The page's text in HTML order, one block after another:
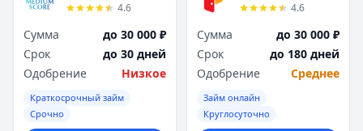
4.6
Сумма
до 30 000 ₽
Срок
до 30 дней
Одобрение
Низкое
Краткосрочный займ
Срочно
4.6
Сумма
до 30 000 ₽
Срок
до 180 дней
Одобрение
Среднее
Займ онлайн
Круглосуточно